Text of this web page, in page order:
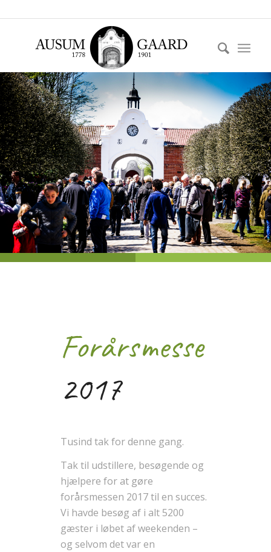
Forårsmesse
2017
Tusind tak for denne gang.
Tak til udstillere, besøgende og
hjælpere for at gøre
forårsmessen 2017 til en succes.
Vi havde besøg af i alt 5200
gæster i løbet af weekenden –
og selvom det var en